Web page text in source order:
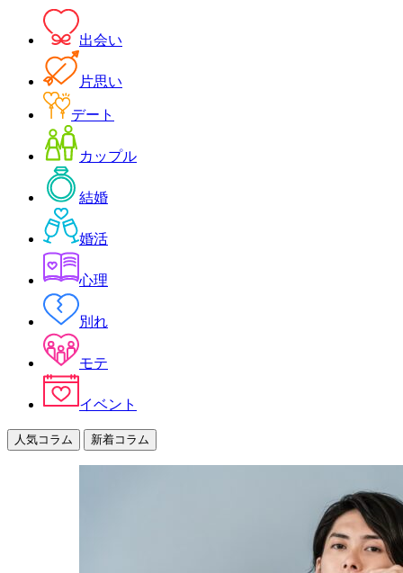
出会い
片思い
デート
カップル
結婚
婚活
心理
別れ
モテ
イベント
人気コラム 新着コラム